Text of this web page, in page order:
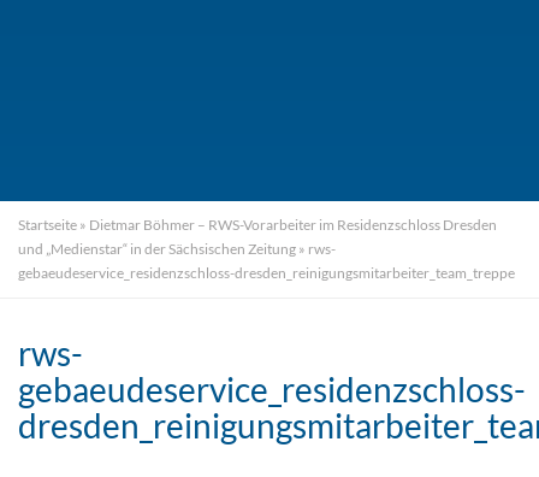
Startseite » Dietmar Böhmer – RWS-Vorarbeiter im Residenzschloss Dresden
und „Medienstar“ in der Sächsischen Zeitung » rws-
gebaeudeservice_residenzschloss-dresden_reinigungsmitarbeiter_team_treppe
rws-
gebaeudeservice_residenzschloss-